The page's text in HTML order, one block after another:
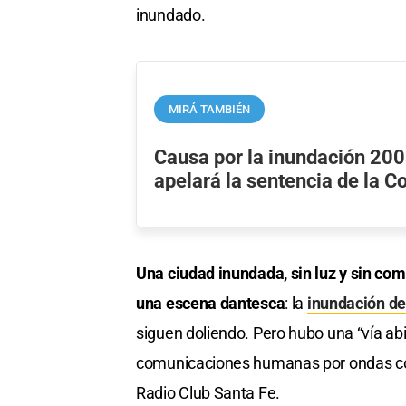
inundado.
MIRÁ TAMBIÉN
Causa por la inundación
apelará la sentencia de la
Una ciudad inundada, sin luz y sin
una escena dantesca: la inundación
siguen doliendo. Pero hubo una “vía
comunicaciones humanas por ondas
Radio Club Santa Fe.